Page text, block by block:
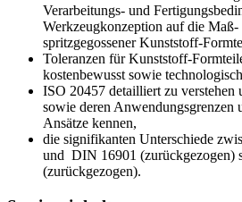
Verarbeitungs- und
Werkzeugkonzeption auf die
spritzgegossener Kunststoff-
Toleranzen für Kunststoff-
kostenbewusst sowie
ISO 20457 detailliert zu verstehen
sowie deren Anwendungsgrenzen
Ansätze kennen,
die signifikanten Unterschiede
und DIN 16901 (zurückgezogen)
(zurückgezogen).